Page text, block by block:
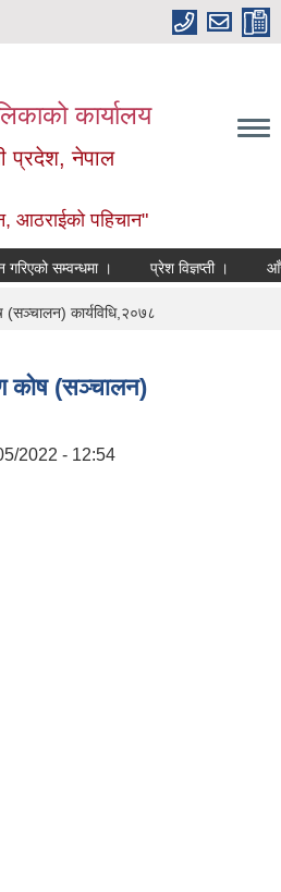
कार्यालय
प्रदेश, नेपाल
आठराईको पहिचान"
सम्वन्धमा । प्रेश विज्ञप्ती । आँखा
(सञ्चालन) कार्यविधि,२०७८
कोष (सञ्चालन)
2022 - 12:54